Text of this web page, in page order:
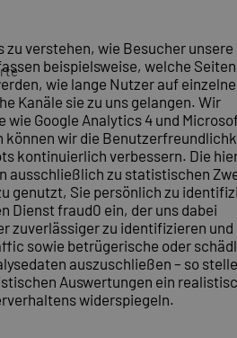
zu verstehen, wie Besucher unsere
beispielsweise, welche
wie lange Nutzer auf
Kanäle sie zu uns gelangen. Wir
wie Google Analytics 4 und
können wir die
kontinuierlich verbessern. Die
ausschließlich zu statistischen
genutzt, Sie persönlich zu
Dienst fraud0 ein, der uns dabei
zuverlässiger zu identifizieren und
sowie betrügerische oder
auszuschließen – so
Auswertungen ein
widerspiegeln.